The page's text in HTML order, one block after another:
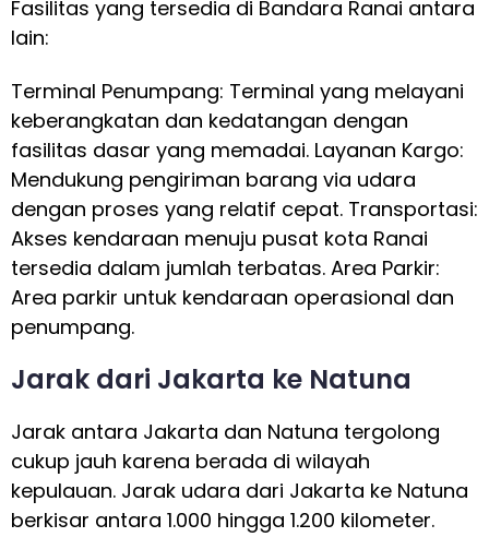
Fasilitas yang tersedia di Bandara Ranai antara
lain:
Terminal Penumpang: Terminal yang melayani
keberangkatan dan kedatangan dengan
fasilitas dasar yang memadai. Layanan Kargo:
Mendukung pengiriman barang via udara
dengan proses yang relatif cepat. Transportasi:
Akses kendaraan menuju pusat kota Ranai
tersedia dalam jumlah terbatas. Area Parkir:
Area parkir untuk kendaraan operasional dan
penumpang.
Jarak dari Jakarta ke Natuna
Jarak antara Jakarta dan Natuna tergolong
cukup jauh karena berada di wilayah
kepulauan. Jarak udara dari Jakarta ke Natuna
berkisar antara 1.000 hingga 1.200 kilometer.